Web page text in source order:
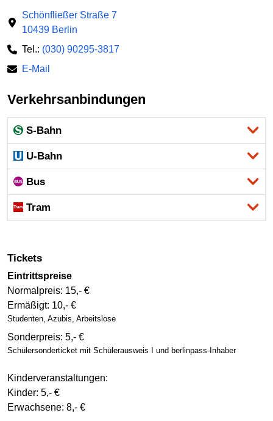
Schönfließer Straße 7
10439 Berlin
Tel.: (030) 90295-3817
E-Mail
Verkehrsanbindungen
S-Bahn
U-Bahn
Bus
Tram
Tickets
Eintrittspreise
Normalpreis: 15,- €
Ermäßigt: 10,- €
Studenten, Azubis, Arbeitslose
Sonderpreis: 5,- €
Schüler­sonder­ticket mit Schüler­ausweis I und berlinpass-Inhaber
Kinderveranstaltungen:
Kinder: 5,- €
Erwachsene: 8,- €